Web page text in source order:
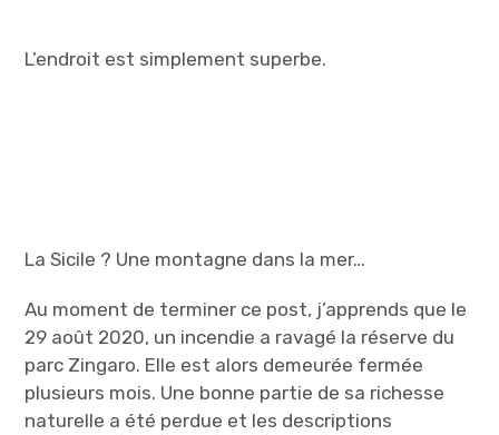
L’endroit est simplement superbe.
La Sicile ? Une montagne dans la mer…
Au moment de terminer ce post, j’apprends que le
29 août 2020, un incendie a ravagé la réserve du
parc Zingaro. Elle est alors demeurée fermée
plusieurs mois. Une bonne partie de sa richesse
naturelle a été perdue et les descriptions